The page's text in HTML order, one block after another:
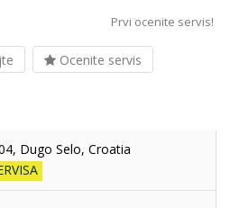
Prvi ocenite servis!
Ocenite servis
Dugo Selo, Croatia